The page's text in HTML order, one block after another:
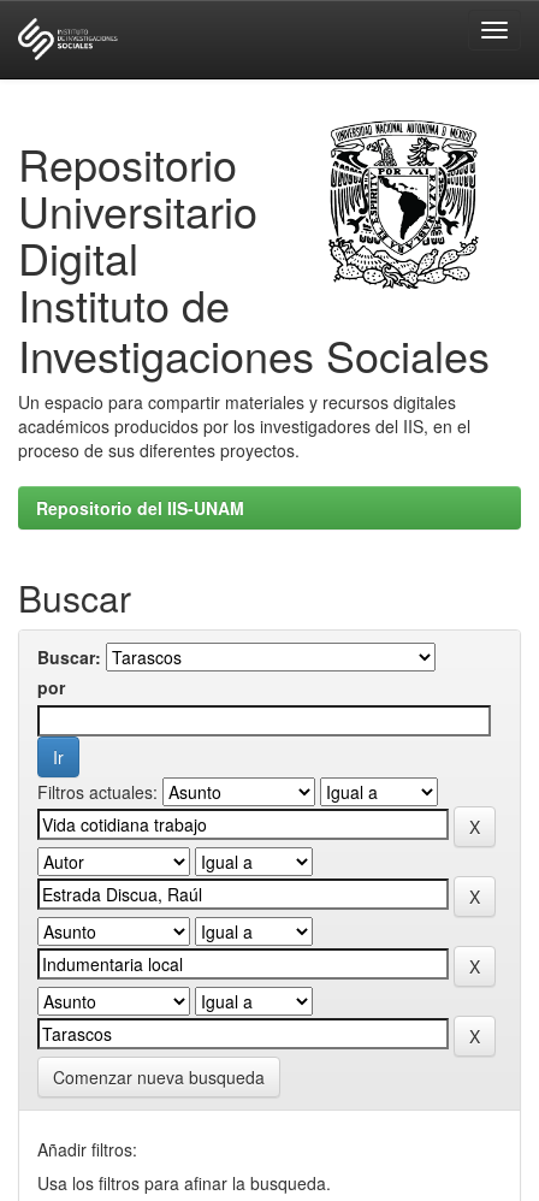
Repositorio
Universitario
Digital
Instituto de
Investigaciones Sociales
Un espacio para compartir materiales y recursos digitales
académicos producidos por los investigadores del IIS, en el
proceso de sus diferentes proyectos.
Repositorio del IIS-UNAM
Buscar
Buscar:
por
Filtros actuales:
Comenzar nueva busqueda
Añadir filtros:
Usa los filtros para afinar la busqueda.